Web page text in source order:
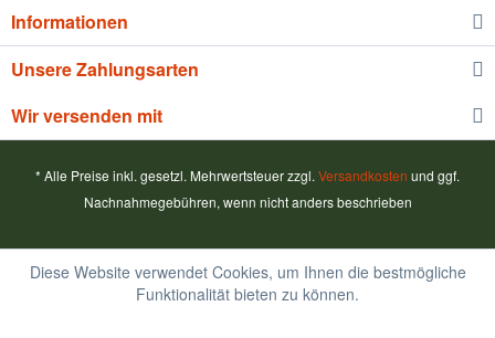
Informationen
Unsere Zahlungsarten
Wir versenden mit
* Alle Preise inkl. gesetzl. Mehrwertsteuer zzgl. Versandkosten und ggf.
Nachnahmegebühren, wenn nicht anders beschrieben
Diese Website verwendet Cookies, um Ihnen die bestmögliche
Funktionalität bieten zu können.